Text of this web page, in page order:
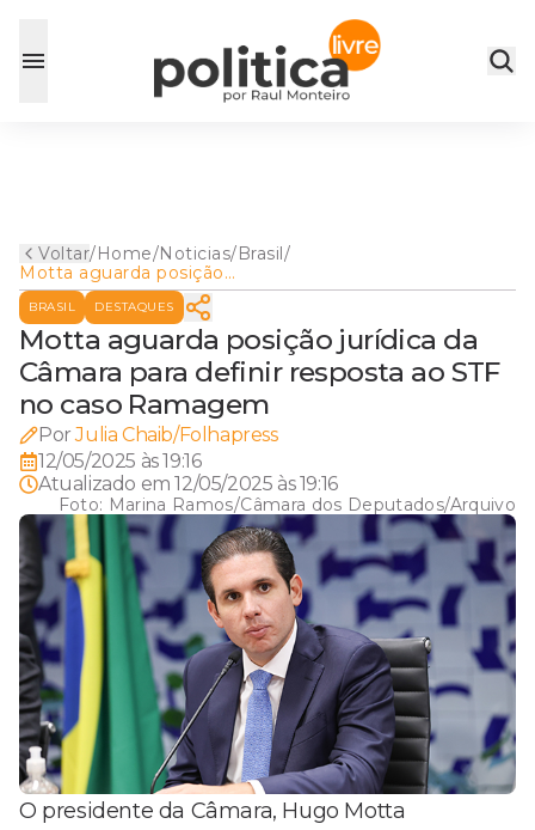
Voltar/Home/Noticias/Brasil/
Motta aguarda posição
jurídica da Câmara para
definir resposta ao STF no
caso Ramagem
BRASIL DESTAQUES
Motta aguarda posição jurídica da
Câmara para definir resposta ao STF
no caso Ramagem
Por Julia Chaib/Folhapress
12/05/2025 às 19:16
Atualizado em12/05/2025 às 19:16
Foto: Marina Ramos/Câmara dos Deputados/Arquivo
O presidente da Câmara, Hugo Motta